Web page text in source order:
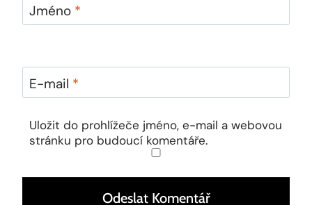
Jméno *
E-mail *
Uložit do prohlížeče jméno, e-mail a webovou
stránku pro budoucí komentáře.